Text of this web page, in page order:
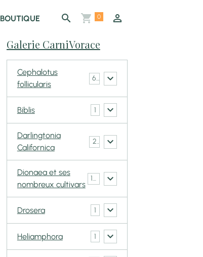
BOUTIQUE 0
Galerie CarniVorace
Cephalotus
follicularis
6
Biblis 1
Darlingtonia
Californica
2
Dionaea et ses
nombreux cultivars
148
Drosera 1
Heliamphora 1